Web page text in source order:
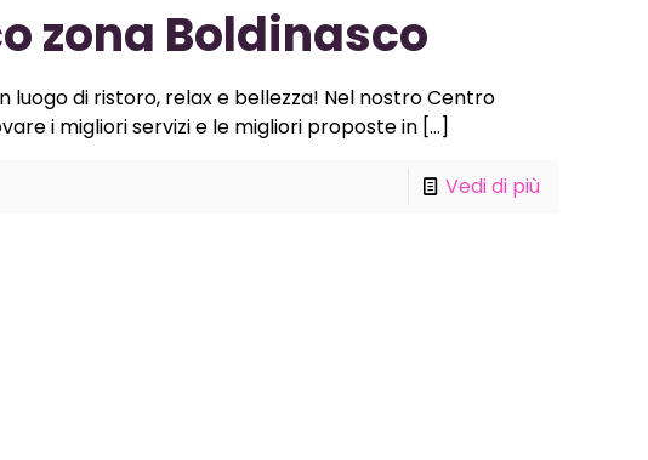
zona Boldinasco
luogo di ristoro, relax e bellezza! Nel nostro Centro
i migliori servizi e le migliori proposte in[…]
Vedi di più